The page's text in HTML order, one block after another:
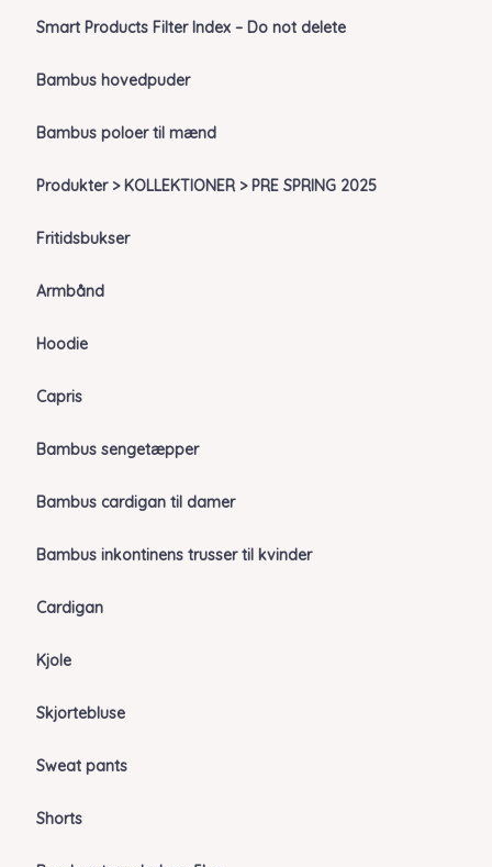
Smart Products Filter Index – Do not delete
Bambus hovedpuder
Bambus poloer til mænd
Produkter > KOLLEKTIONER > PRE SPRING 2025
Fritidsbukser
Armbånd
Hoodie
Capris
Bambus sengetæpper
Bambus cardigan til damer
Bambus inkontinens trusser til kvinder
Cardigan
Kjole
Skjortebluse
Sweat pants
Shorts